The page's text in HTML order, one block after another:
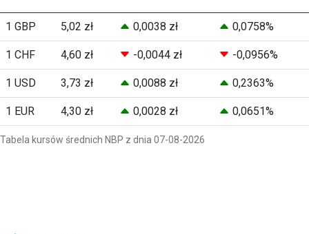
Tabela kursów średnich NBP z dnia 07-08-2026
1 GBP 5,02 zł 0,0038 zł 0,0758%
1 CHF 4,60 zł -0,0044 zł -0,0956%
1 USD 3,73 zł 0,0088 zł 0,2363%
1 EUR 4,30 zł 0,0028 zł 0,0651%